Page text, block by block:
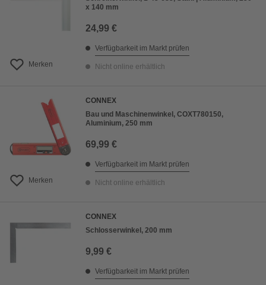
Merken
x 140 mm
24,99 €
Verfügbarkeit im Markt prüfen
Nicht online erhältlich
Merken
CONNEX
Bau und Maschinenwinkel, COXT780150,
Aluminium, 250 mm
69,99 €
Verfügbarkeit im Markt prüfen
Nicht online erhältlich
CONNEX
Schlosserwinkel, 200 mm
9,99 €
Verfügbarkeit im Markt prüfen